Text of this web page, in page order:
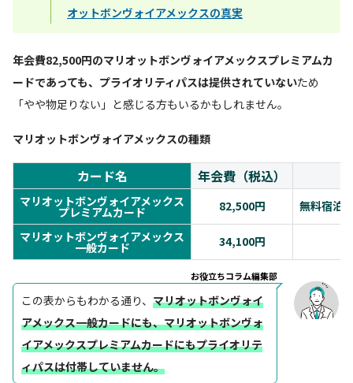
オットボンヴォイアメックスの真実
年会費82,500円のマリオットボンヴォイアメックスプレミアムカ
ードであっても、プライオリティパスは提供されていないため
「やや物足りない」と感じる方もいるかもしれません。
マリオットボンヴォイアメックスの種類
カード名 年会費（税込）
マリオットボンヴォイアメックス
プレミアムカード 82,500円
無料宿泊
マリオットボンヴォイアメックス
一般カード 34,100円
お役立ちコラム編集部
この表からもわかる通り、 マリオットボンヴォイ
アメックス一般カードにも、マリオットボンヴォ
イアメックスプレミアムカードにもプライオリテ
ィパスは付帯していません。